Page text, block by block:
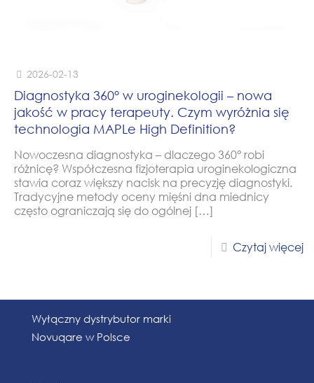
2026-02-13
Diagnostyka 360° w uroginekologii – nowa
jakość w pracy terapeuty. Czym wyróżnia się
technologia MAPLe High Definition?
Nowoczesna diagnostyka – dlaczego 360° robi
różnicę? Współczesna fizjoterapia uroginekologiczna
stawia coraz większy nacisk na precyzję diagnostyki.
Tradycyjne metody oceny mięśni dna miednicy
często ograniczają się do ogólnej […]
Czytaj więcej
Wyłączny dystrybutor marki
Novuqare w Polsce